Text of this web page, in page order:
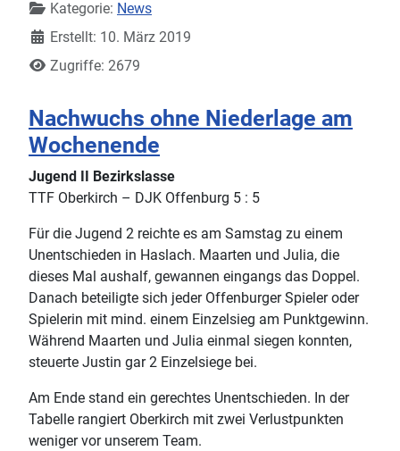
Kategorie: News
Erstellt: 10. März 2019
Zugriffe: 2679
Nachwuchs ohne Niederlage am
Wochenende
Jugend II Bezirkslasse
TTF Oberkirch – DJK Offenburg 5 : 5
Für die Jugend 2 reichte es am Samstag zu einem
Unentschieden in Haslach. Maarten und Julia, die
dieses Mal aushalf, gewannen eingangs das Doppel.
Danach beteiligte sich jeder Offenburger Spieler oder
Spielerin mit mind. einem Einzelsieg am Punktgewinn.
Während Maarten und Julia einmal siegen konnten,
steuerte Justin gar 2 Einzelsiege bei.
Am Ende stand ein gerechtes Unentschieden. In der
Tabelle rangiert Oberkirch mit zwei Verlustpunkten
weniger vor unserem Team.